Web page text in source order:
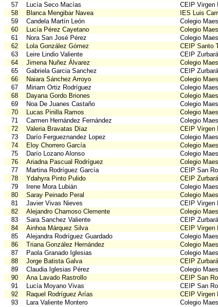
57
Lucía Seco Macías
CEIP Virgen
58
Blanca Mengibar Navea
IES Luis
59
Candela Martín León
Colegio
60
Lucía Pérez Cayetano
Colegio
61
Nora San José Pérez
Colegio
62
Lola González Gómez
CEIP Santo
63
Leire Lindio Valiente
CEIP
64
Jimena Nuñez Álvarez
Colegio
65
Gabriela Garcia Sanchez
CEIP
66
Naiara Sánchez Arroyo
Colegio
67
Miriam Ortiz Rodríguez
Colegio
68
Dayana Gordo Briones
Colegio
69
Noa De Juanes Castaño
Colegio
70
Lucas Pinilla Ramos
Colegio
71
Carmen Hernández Fernández
Colegio
72
Valeria Bravatas Díaz
CEIP Virgen
73
Darío Fergueznandez Lopez
Colegio
74
Eloy Chorrero García
Colegio
75
Darío Lozano Alonso
Colegio
76
Ariadna Pascual Rodríguez
Colegio
77
Martina Rodríguez García
CEIP San
78
Ydahyra Pinto Pulido
CEIP
79
Irene Mora Lubián
Colegio
80
Saray Peinado Peral
Colegio
81
Javier Vivas Nieves
CEIP Virgen
82
Alejandro Chamoso Clemente
Colegio
83
Sara Sanchez Valiente
CEIP
84
Ainhoa Márquez Silva
CEIP Virgen
85
Alejandra Rodríguez Guardado
Colegio
86
Triana González Hernández
Colegio
87
Paola Granado Iglesias
Colegio
88
Jorge Batista Galva
CEIP
89
Claudia Iglesias Pérez
Colegio
90
Ana Lavado Rastrollo
CEIP San
91
Lucía Moyano Vivas
CEIP San
92
Raquel Rodríguez Arías
CEIP Virgen
93
Lara Valiente Montero Colegio